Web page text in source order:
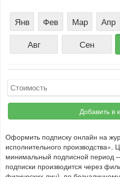
Янв Фев Мар Апр
Авг
Сен
Стоимость
Добавить в
Оформить подписку онлайн на
исполнительного производства».
минимальный подписной период
подписки производится через